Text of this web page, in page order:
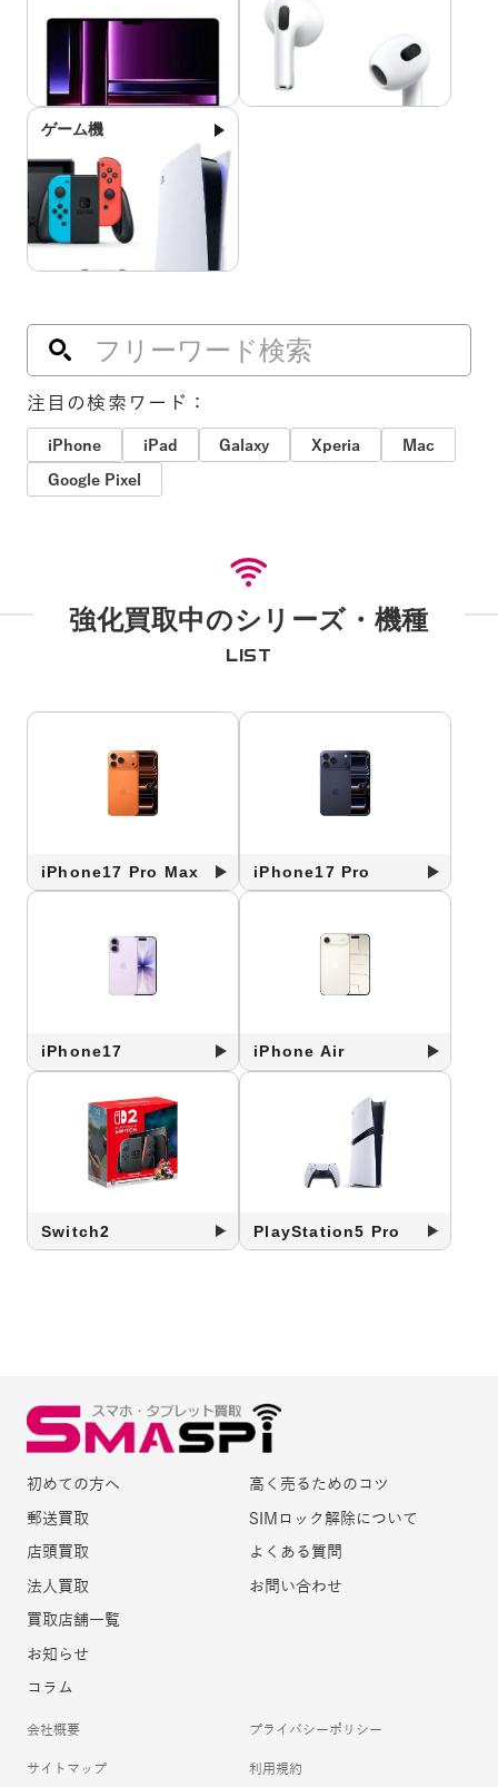
ゲーム機
注目の検索ワード：
iPhone iPad Galaxy Xperia
Mac
Google Pixel
強化買取中のシリーズ・機種
LIST
iPhone17 Pro Max iPhone17 Pro
iPhone17 iPhone Air
Switch2 PlayStation5 Pro
初めての方へ
郵送買取
店頭買取
法人買取
買取店舗一覧
お知らせ
コラム
高く売るためのコツ
SIMロック解除について
よくある質問
お問い合わせ
会社概要 プライバシーポリシー
サイトマップ 利用規約